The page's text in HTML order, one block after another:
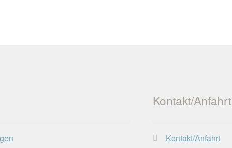
Kontakt/Anfahrt
Kontakt/Anfahrt